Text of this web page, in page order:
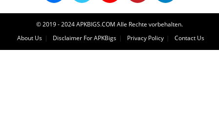
© 2019 - 2024 APKBIGS.COM Alle Rechte vorbehalten.
About Us
Disclaimer For APKBigs Privacy Policy Contact Us